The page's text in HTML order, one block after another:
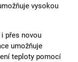
vysokou
přes novou
umožňuje
teploty pomocí